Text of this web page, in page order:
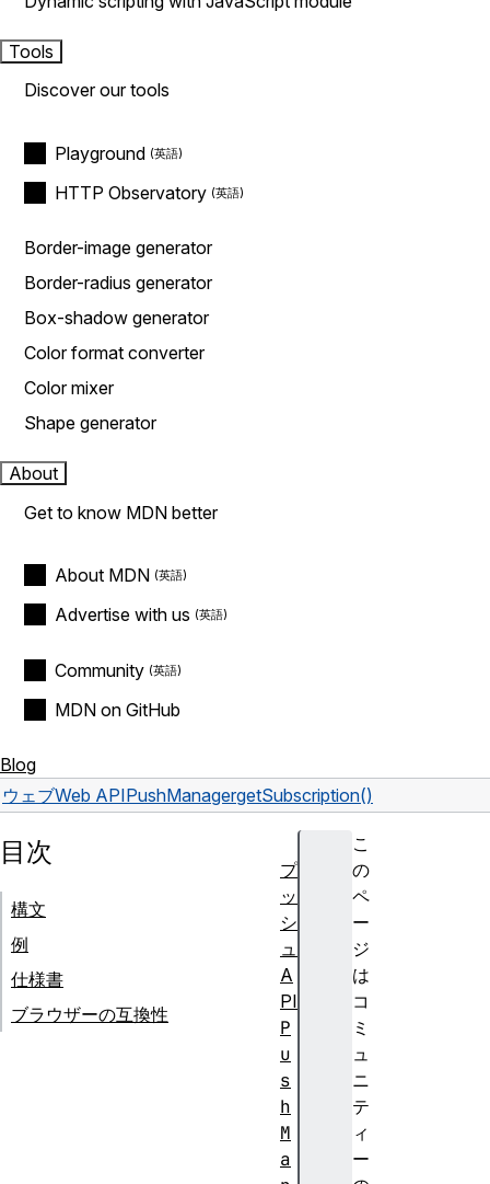
Tools
Discover our tools
Playground
HTTP Observatory
Border-image generator
Border-radius generator
Box-shadow generator
Color format converter
Color mixer
Shape generator
About
Get to know MDN better
About MDN
Advertise with us
Community
MDN on GitHub
Blog
ウェブWeb APIPushManagergetSubscription()
こ
の
ペ
ー
ジ
は
コ
ミ
ュ
ニ
テ
ィ
ー
目次
構文
例
仕様書
ブラウザーの互換性
プ
ッ
シ
ュ
A
PI
P
u
s
h
M
a